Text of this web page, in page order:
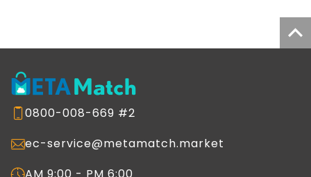
0800-008-669 #2
ec-service@metamatch.market